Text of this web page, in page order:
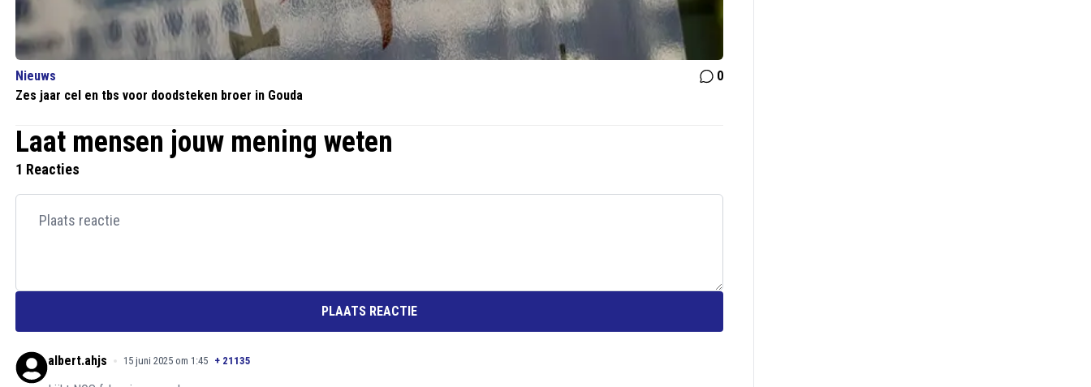
Nieuws
0
Zes jaar cel en tbs voor doodsteken broer in Gouda
Laat mensen jouw mening weten
1 Reacties
PLAATS REACTIE
albert.ahjs 15 juni 2025 om 1:45 + 21135